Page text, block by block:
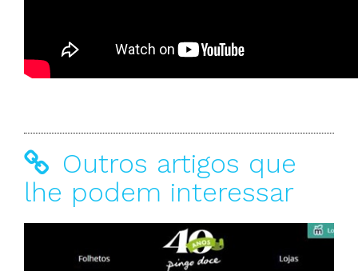
Outros artigos que
lhe podem interessar